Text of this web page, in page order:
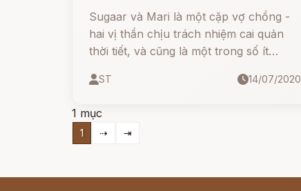
Sugaar và Mari là một cặp vợ chồng -
hai vị thần chịu trách nhiệm cai quản
thời tiết, và cũng là một trong số ít
người Basque sau sự truyền bá của
ST 14/07/2020
1 mục
1 ⇢ ⇥